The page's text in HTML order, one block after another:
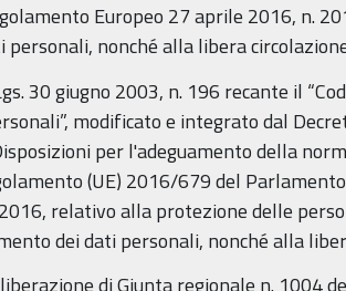
Europeo 27 aprile 2016, n.
personali, nonché alla libera
30 giugno 2003, n. 196 recante il
modificato e integrato dal
per l'adeguamento della
(UE) 2016/679 del
relativo alla protezione delle
dei dati personali, nonché alla